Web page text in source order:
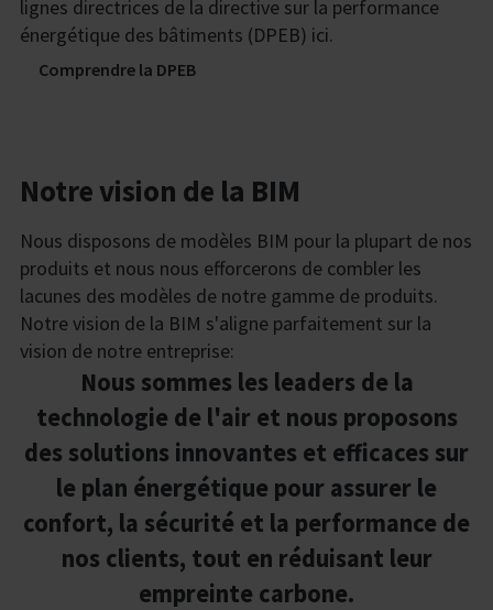
lignes directrices de la directive sur la performance
énergétique des bâtiments (DPEB) ici.
Comprendre la DPEB
Notre vision de la BIM
Nous disposons de modèles BIM pour la plupart de nos
produits et nous nous efforcerons de combler les
lacunes des modèles de notre gamme de produits.
Notre vision de la BIM s'aligne parfaitement sur la
vision de notre entreprise:
Nous sommes les leaders de la
technologie de l'air et nous proposons
des solutions innovantes et efficaces sur
le plan énergétique pour assurer le
confort, la sécurité et la performance de
nos clients, tout en réduisant leur
empreinte carbone.